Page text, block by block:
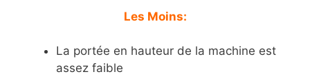
Les Moins:
La portée en hauteur de la machine est
assez faible